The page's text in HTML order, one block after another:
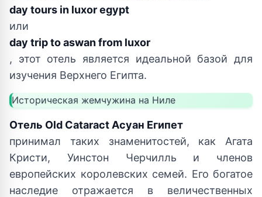
day tours in luxor egypt
или
day trip to aswan from luxor
, этот отель является идеальной базой для
изучения Верхнего Египта.
Историческая жемчужина на Ниле
Отель Old Cataract Асуан Египет
принимал таких знаменитостей, как Агата
Кристи, Уинстон Черчилль и членов
европейских королевских семей. Его богатое
наследие отражается в величественных